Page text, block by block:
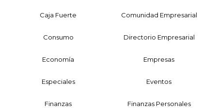
Caja Fuerte Comunidad Empresarial
Consumo Directorio Empresarial
Economía Empresas
Especiales Eventos
Finanzas Finanzas Personales